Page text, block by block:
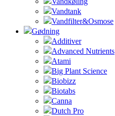
Vandtank
Vandfilter&Osmose
Gødning
Additiver
Advanced Nutrients
Atami
Big Plant Science
Biobizz
Biotabs
Canna
Dutch Pro